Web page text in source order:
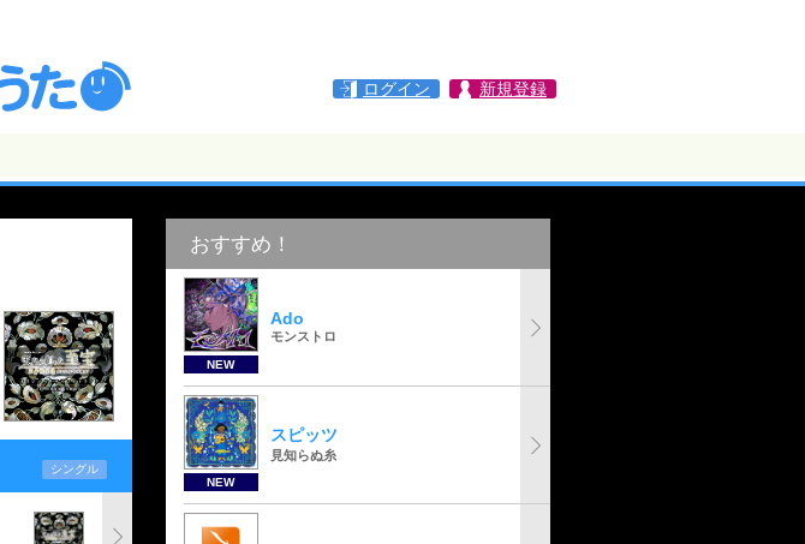
ログイン 新規登録
シングル
おすすめ！
NEW
Ado
モンストロ
NEW
スピッツ
見知らぬ糸